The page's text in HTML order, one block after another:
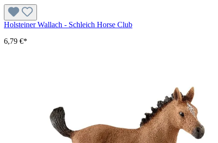
Holsteiner Wallach - Schleich Horse Club
6,79 €*